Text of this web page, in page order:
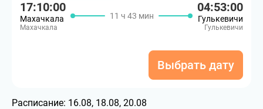
17:10:00
Махачкала
Махачкала
11 ч 43 мин
04:53:00
Гулькевичи
Гулькевичи
Выбрать дату
Расписание: 16.08, 18.08, 20.08